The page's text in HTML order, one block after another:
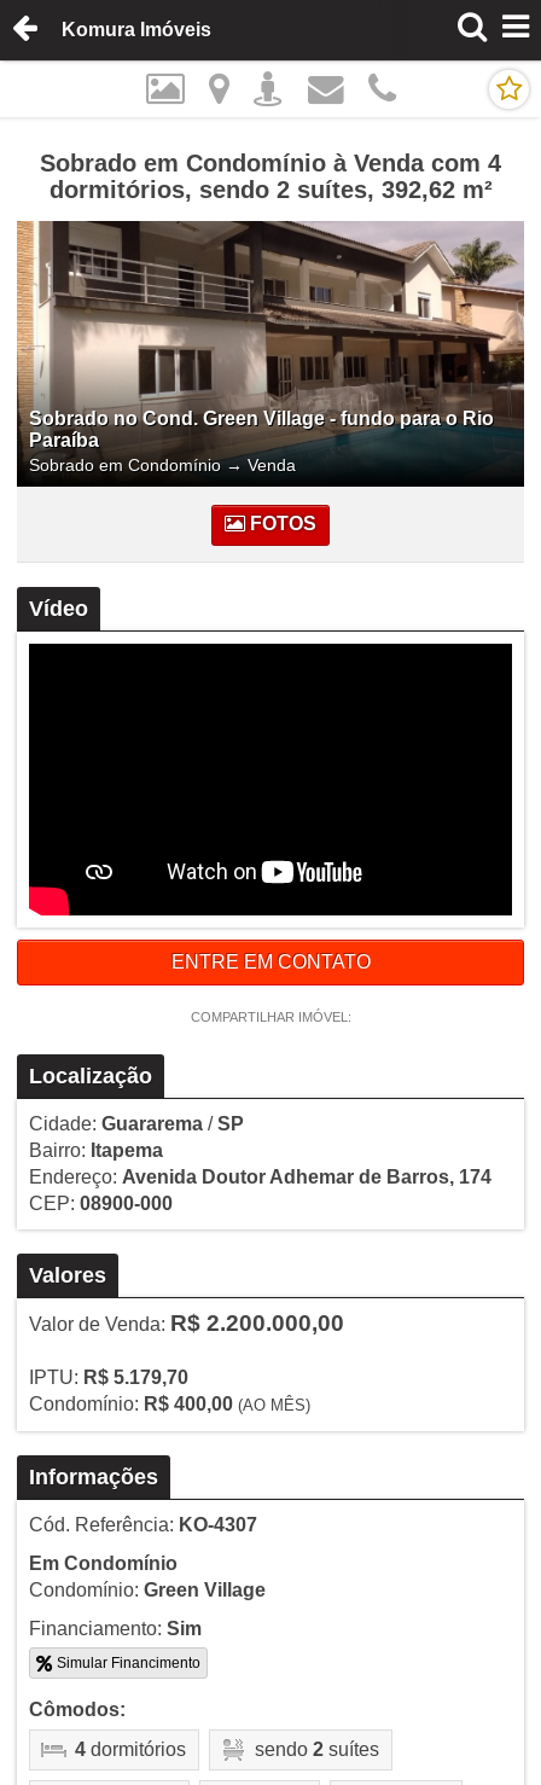
Komura Imóveis
Sobrado em Condomínio à Venda com 4
dormitórios, sendo 2 suítes, 392,62 m²
Sobrado no Cond. Green Village - fundo para o Rio
Paraíba
Sobrado em Condomínio→ Venda
FOTOS
Vídeo
ENTRE EM CONTATO
COMPARTILHAR IMÓVEL:
Localização
Cidade: Guararema/SP
Bairro: Itapema
Endereço: Avenida Doutor Adhemar de Barros, 174
CEP: 08900-000
Valores
Valor de Venda: R$ 2.200.000,00
IPTU: R$ 5.179,70
Condomínio: R$ 400,00 (AO MÊS)
Informações
Cód. Referência: KO-4307
Em Condomínio
Condomínio: Green Village
Financiamento: Sim
Simular Financimento
Cômodos:
4dormitórios sendo 2suítes